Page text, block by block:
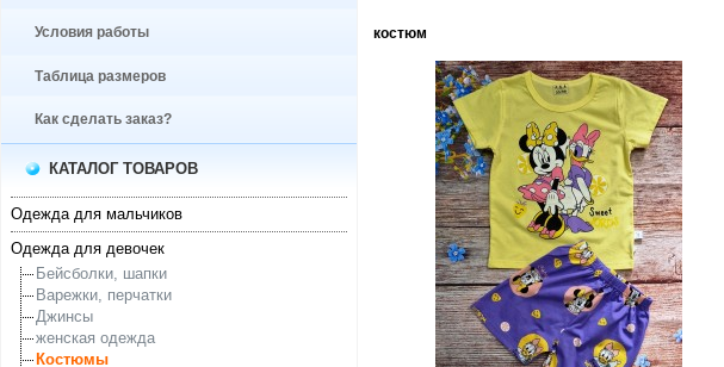
Условия работы
Таблица размеров
Как сделать заказ?
КАТАЛОГ ТОВАРОВ
Одежда для мальчиков
Одежда для девочек
Бейсболки, шапки
Варежки, перчатки
Джинсы
женская одежда
Костюмы
костюм